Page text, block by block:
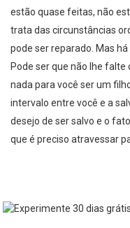
estão quase feitas, não
trata das circunstâncias
pode ser reparado. Mas
Pode ser que não lhe falte
nada para você ser um
intervalo entre você e a
desejo de ser salvo e o
que é preciso atravessar